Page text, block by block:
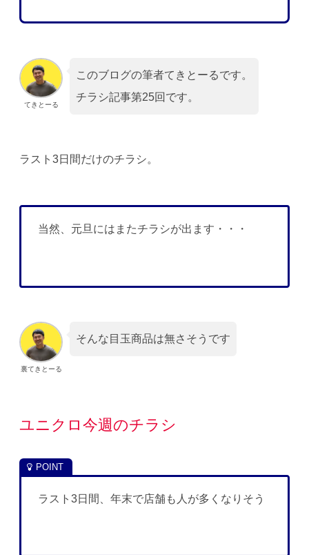
てきとーる
このブログの筆者てきとーるです。
チラシ記事第25回です。
ラスト3日間だけのチラシ。
当然、元旦にはまたチラシが出ます・・・
裏てきとーる
そんな目玉商品は無さそうです
ユニクロ今週のチラシ
ラスト3日間、年末で店舗も人が多くなりそう